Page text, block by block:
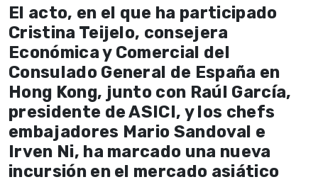
El acto, en el que ha participado
Cristina Teijelo, consejera
Económica y Comercial del
Consulado General de España en
Hong Kong, junto con Raúl García,
presidente de ASICI, y los chefs
embajadores Mario Sandoval e
Irven Ni, ha marcado una nueva
incursión en el mercado asiático